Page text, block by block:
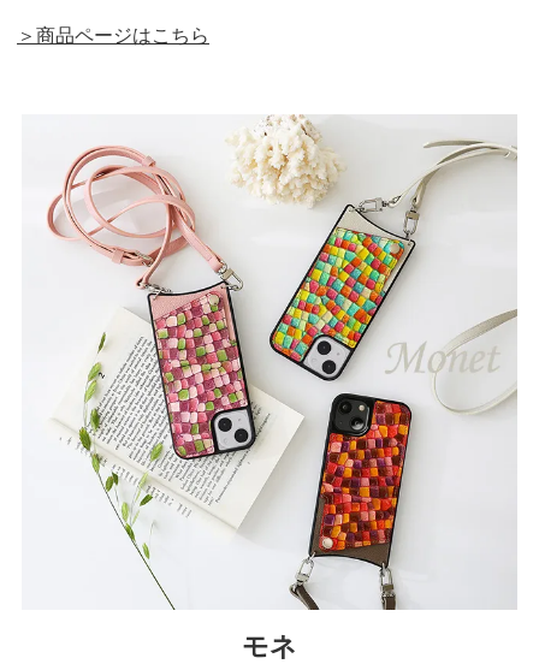
＞商品ページはこちら
モネ